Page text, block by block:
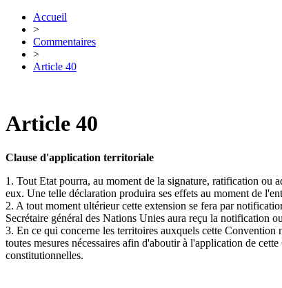
Accueil
>
Commentaires
>
Article 40
Article 40
Clause d'application territoriale
1. Tout Etat pourra, au moment de la signature, ratification ou
eux. Une telle déclaration produira ses effets au moment de
2. A tout moment ultérieur cette extension se fera par
Secrétaire général des Nations Unies aura reçu la notification
3. En ce qui concerne les territoires auxquels cette Convention
toutes mesures nécessaires afin d'aboutir à l'application de
constitutionnelles.